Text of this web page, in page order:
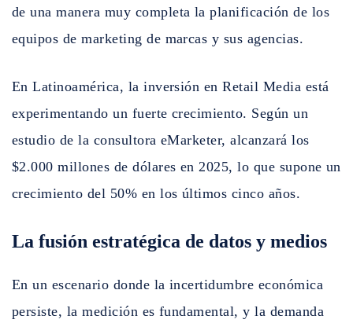
de una manera muy completa la planificación de los
equipos de marketing de marcas y sus agencias.
En Latinoamérica, la inversión en Retail Media está
experimentando un fuerte crecimiento. Según un
estudio de la consultora eMarketer, alcanzará los
$2.000 millones de dólares en 2025, lo que supone un
crecimiento del 50% en los últimos cinco años.
La fusión estratégica de datos y medios
En un escenario donde la incertidumbre económica
persiste, la medición es fundamental, y la demanda